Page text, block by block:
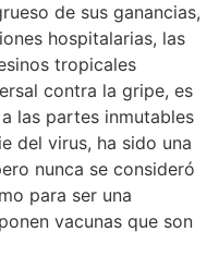
ha cambiado la actitud
se pueden ganar
eficaces a los
Y en la mitad de
aparentemente
de que estén
de los próximos